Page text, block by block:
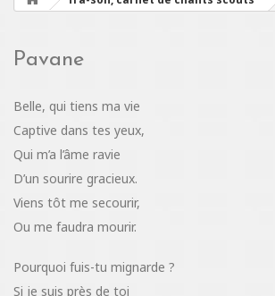
Pavane
Belle, qui tiens ma vie
Captive dans tes yeux,
Qui m’a l’âme ravie
D’un sourire gracieux.
Viens tôt me secourir,
Ou me faudra mourir.
Pourquoi fuis-tu mignarde ?
Si je suis près de toi